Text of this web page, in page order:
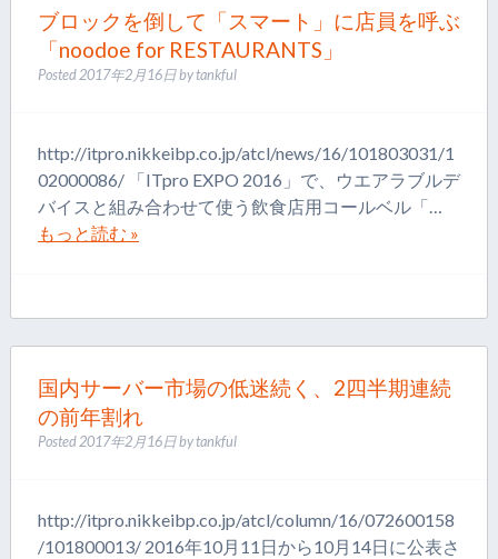
ブロックを倒して「スマート」に店員を呼ぶ
「noodoe for RESTAURANTS」
Posted2017年2月16日bytankful
http://itpro.nikkeibp.co.jp/atcl/news/16/101803031/1
02000086/ 「ITpro EXPO 2016」で、ウエアラブルデ
バイスと組み合わせて使う飲食店用コールベル「…
もっと読む »
国内サーバー市場の低迷続く、2四半期連続
の前年割れ
Posted2017年2月16日bytankful
http://itpro.nikkeibp.co.jp/atcl/column/16/072600158
/101800013/ 2016年10月11日から10月14日に公表さ